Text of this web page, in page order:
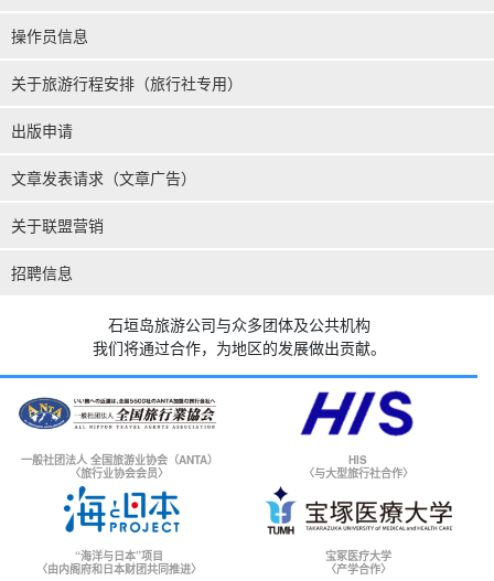
操作员信息
关于旅游行程安排（旅行社专用）
出版申请
文章发表请求（文章广告）
关于联盟营销
招聘信息
石垣岛旅游公司与众多团体及公共机构
我们将通过合作，为地区的发展做出贡献。
一般社团法人 全国旅游业协会（ANTA）
〈旅行业协会会员〉
HIS
〈与大型旅行社合作〉
“海洋与日本”项目
〈由内阁府和日本财团共同推进〉
宝冢医疗大学
〈产学合作〉